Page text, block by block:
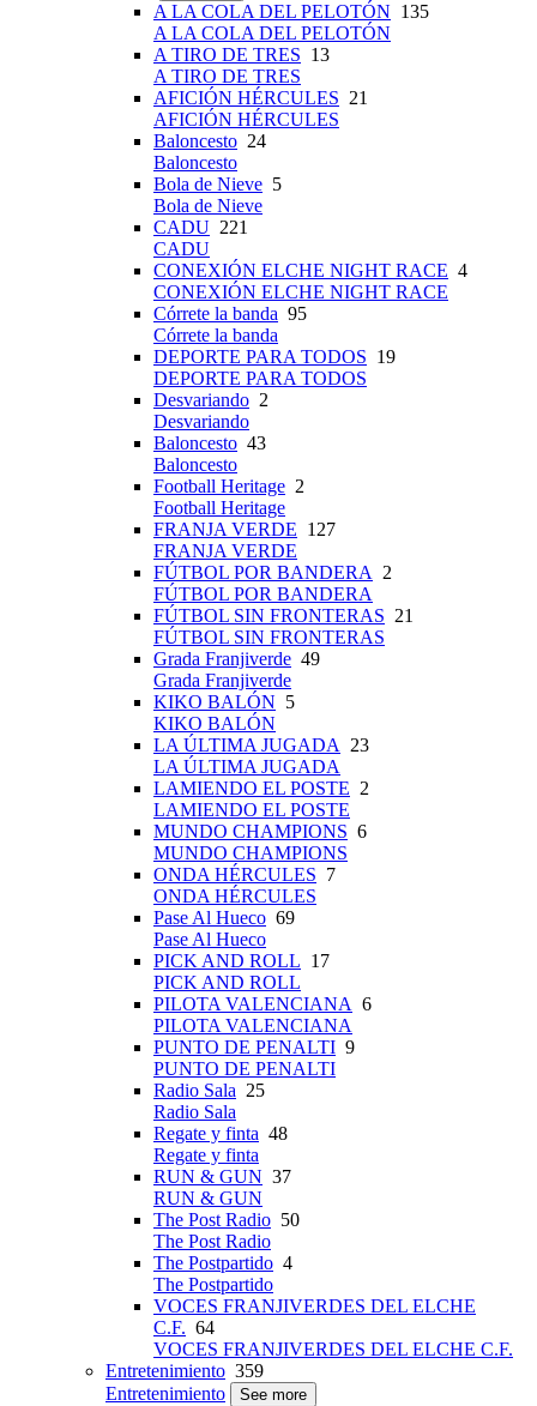
A LA COLA DEL PELOTÓN 135
A LA COLA DEL PELOTÓN
A TIRO DE TRES 13
A TIRO DE TRES
AFICIÓN HÉRCULES 21
AFICIÓN HÉRCULES
Baloncesto 24
Baloncesto
Bola de Nieve 5
Bola de Nieve
CADU 221
CADU
CONEXIÓN ELCHE NIGHT RACE 4
CONEXIÓN ELCHE NIGHT RACE
Córrete la banda 95
Córrete la banda
DEPORTE PARA TODOS 19
DEPORTE PARA TODOS
Desvariando 2
Desvariando
Baloncesto 43
Baloncesto
Football Heritage 2
Football Heritage
FRANJA VERDE 127
FRANJA VERDE
FÚTBOL POR BANDERA
2
FÚTBOL POR BANDERA
FÚTBOL SIN FRONTERAS 21
FÚTBOL SIN FRONTERAS
Grada Franjiverde 49
Grada Franjiverde
KIKO BALÓN 5
KIKO BALÓN
LA ÚLTIMA JUGADA
23
LA ÚLTIMA JUGADA
LAMIENDO EL POSTE 2
LAMIENDO EL POSTE
MUNDO CHAMPIONS 6
MUNDO CHAMPIONS
ONDA HÉRCULES 7
ONDA HÉRCULES
Pase Al Hueco 69
Pase Al Hueco
PICK AND ROLL 17
PICK AND ROLL
PILOTA VALENCIANA 6
PILOTA VALENCIANA
PUNTO DE PENALTI 9
PUNTO DE PENALTI
Radio Sala 25
Radio Sala
Regate y finta 48
Regate y finta
RUN & GUN 37
RUN & GUN
The Post Radio 50
The Post Radio
The Postpartido 4
The Postpartido
VOCES FRANJIVERDES DEL ELCHE
C.F. 64
VOCES FRANJIVERDES DEL ELCHE C.F.
Entretenimiento 359
Entretenimiento
See more